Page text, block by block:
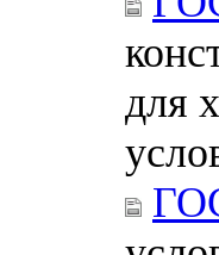
для